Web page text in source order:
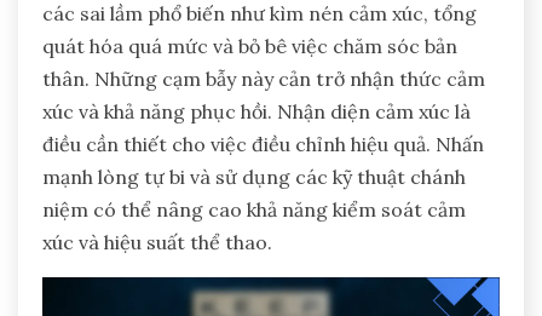
các sai lầm phổ biến như kìm nén cảm xúc, tổng
quát hóa quá mức và bỏ bê việc chăm sóc bản
thân. Những cạm bẫy này cản trở nhận thức cảm
xúc và khả năng phục hồi. Nhận diện cảm xúc là
điều cần thiết cho việc điều chỉnh hiệu quả. Nhấn
mạnh lòng tự bi và sử dụng các kỹ thuật chánh
niệm có thể nâng cao khả năng kiểm soát cảm
xúc và hiệu suất thể thao.